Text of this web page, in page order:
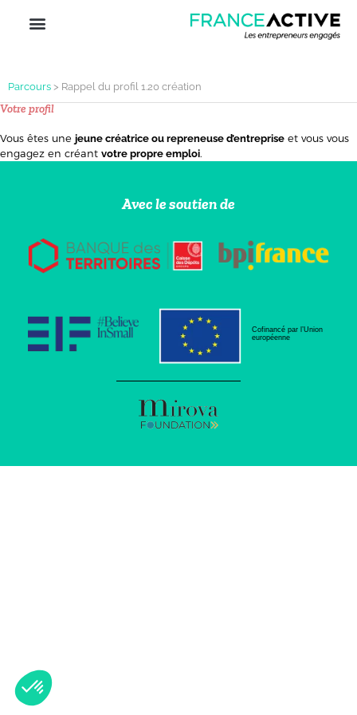
Parcours > Rappel du profil 1.20 création
Votre profil
Vous êtes une jeune créatrice ou repreneuse d’entreprise et vous vous
engagez en créant votre propre emploi.
Avec le soutien de
Cofinancé par l’Union
européenne